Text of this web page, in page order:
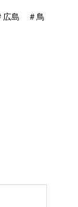
広島 ＃鳥